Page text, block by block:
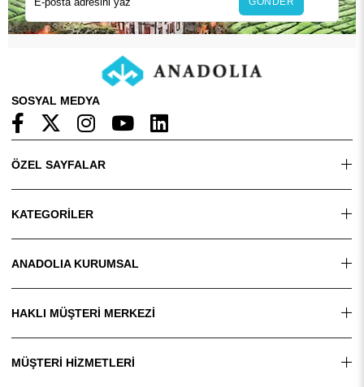
SOSYAL MEDYA
ÖZEL SAYFALAR
KATEGORİLER
ANADOLIA KURUMSAL
HAKLI MÜŞTERİ MERKEZİ
MÜŞTERİ HİZMETLERİ